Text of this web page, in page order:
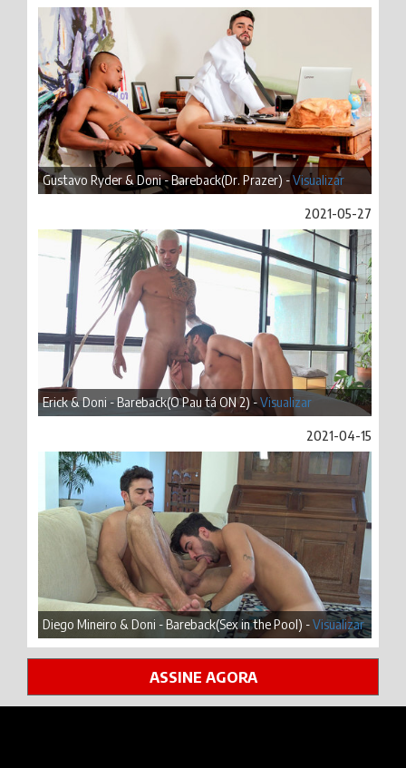
Gustavo Ryder & Doni - Bareback(Dr. Prazer) -Visualizar
2021-05-27
Erick & Doni - Bareback(O Pau tá ON 2) -Visualizar
2021-04-15
Diego Mineiro & Doni - Bareback(Sex in the Pool) -Visualizar
ASSINE AGORA